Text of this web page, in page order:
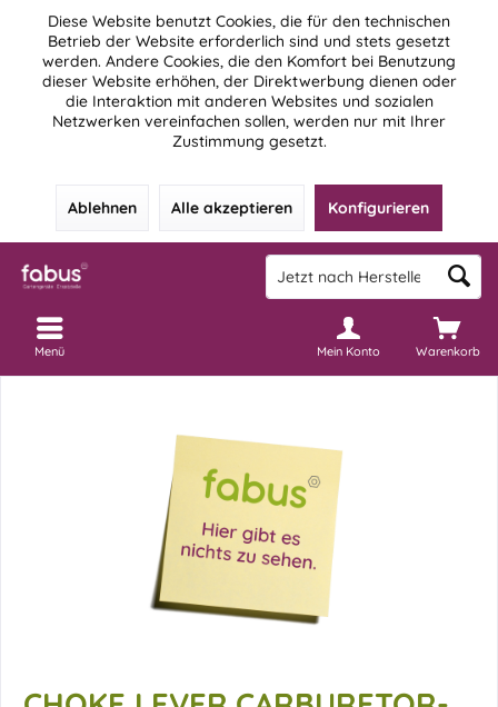
Diese Website benutzt Cookies, die für den technischen
Betrieb der Website erforderlich sind und stets gesetzt
werden. Andere Cookies, die den Komfort bei Benutzung
dieser Website erhöhen, der Direktwerbung dienen oder
die Interaktion mit anderen Websites und sozialen
Netzwerken vereinfachen sollen, werden nur mit Ihrer
Zustimmung gesetzt.
Ablehnen Alle akzeptieren Konfigurieren
Warenkorb
Mein Konto
Menü